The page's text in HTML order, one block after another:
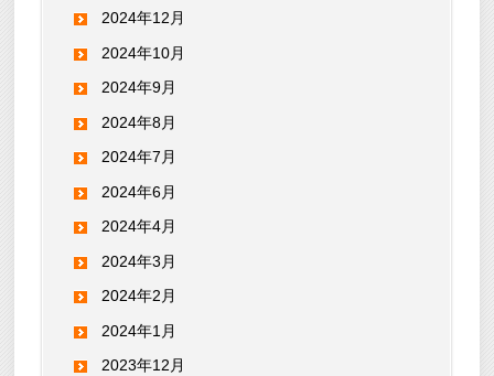
2024年12月
2024年10月
2024年9月
2024年8月
2024年7月
2024年6月
2024年4月
2024年3月
2024年2月
2024年1月
2023年12月